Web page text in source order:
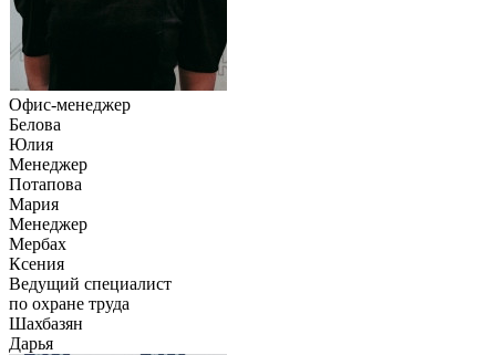
Офис-менеджер
Белова
Юлия
Менеджер
Потапова
Мария
Менеджер
Мербах
Ксения
Ведущий специалист
по охране труда
Шахбазян
Дарья